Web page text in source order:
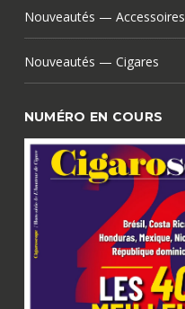
Nouveautés — Accessoires
Nouveautés — Cigares
NUMÉRO EN COURS